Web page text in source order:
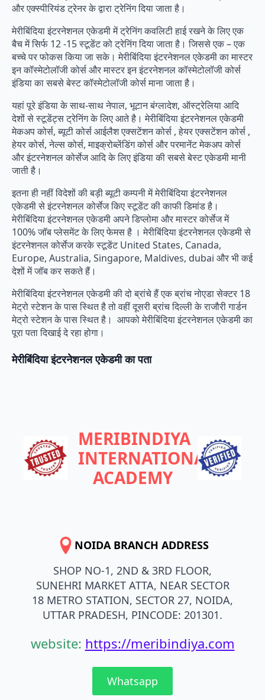
और एक्स्पीरियंड ट्रेनर के द्वारा ट्रेनिंग दिया जाता है।
मेरीबिंदिया इंटरनेशनल एकेडमी में ट्रेनिंग कवलिटी हाई रखने के लिए एक
बैच में सिर्फ 12 -15 स्टूडेंट को ट्रेनिंग दिया जाता है। जिससे एक – एक
बच्चे पर फोकस किया जा सके। मेरीबिंदिया इंटरनेशनल एकेडमी का मास्टर
इन कॉस्मेटोलॉजी कोर्स और मास्टर इन इंटरनेशनल कॉस्मेटोलॉजी कोर्स
इंडिया का सबसे बेस्ट कॉस्मेटोलॉजी कोर्स माना जाता है।
यहां पूरे इंडिया के साथ-साथ नेपाल, भूटान बंग्लादेश, ऑस्ट्रेलिया आदि
देशों से स्टूडेंट्स ट्रेनिंग के लिए आते है। मेरीबिंदिया इंटरनेशनल एकेडमी
मेकअप कोर्स, ब्यूटी कोर्स आईलैश एक्सटेंशन कोर्स , हेयर एक्सटेंशन कोर्स ,
हेयर कोर्स, नेल्स कोर्स, माइक्रोब्लेंडिंग कोर्स और परमानेंट मेकअप कोर्स
और इंटरनेशनल कोर्सेज आदि के लिए इंडिया की सबसे बेस्ट एकेडमी मानी
जाती है।
इतना ही नहीं विदेशों की बड़ी ब्यूटी कम्पनी में मेरीबिंदिया इंटरनेशनल
एकेडमी से इंटरनेशनल कोर्सेज किए स्टूडेंट की काफी डिमांड है।
मेरीबिंदिया इंटरनेशनल एकेडमी अपने डिप्लोमा और मास्टर कोर्सेज में
100% जॉब प्लेसमेंट के लिए फेमस है । मेरीबिंदिया इंटरनेशनल एकेडमी से
इंटरनेशनल कोर्सेज करके स्टूडेंट United States, Canada,
Europe, Australia, Singapore, Maldives, dubai और भी कई
देशों में जॉब कर सकते हैं।
मेरीबिंदिया इंटरनेशनल एकेडमी की दो ब्रांचे हैं एक ब्रांच नोएडा सेक्टर 18
मेट्रो स्टेशन के पास स्थित है तो वहीं दूसरी ब्रांच दिल्ली के राजौरी गार्डन
मेट्रो स्टेशन के पास स्थित है। आपको मेरीबिंदिया इंटरनेशनल एकेडमी का
पूरा पता दिखाई दे रहा होगा।
मेरीबिंदिया इंटरनेशनल एकेडमी का पता
MERIBINDIYA
INTERNATIONAL
ACADEMY
NOIDA BRANCH ADDRESS
SHOP NO-1, 2ND & 3RD FLOOR,
SUNEHRI MARKET ATTA, NEAR SECTOR
18 METRO STATION, SECTOR 27, NOIDA,
UTTAR PRADESH, PINCODE: 201301.
website: https://meribindiya.com
Whatsapp